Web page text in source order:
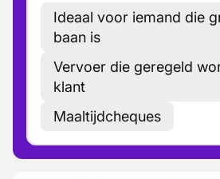
Ideaal voor iemand die
baan is
Vervoer die geregeld
klant
Maaltijdcheques